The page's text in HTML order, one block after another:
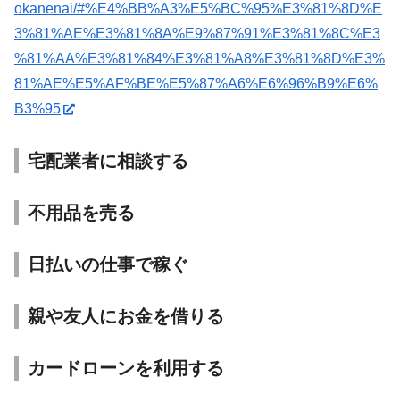
okanenai/#%E4%BB%A3%E5%BC%95%E3%81%8D%E
3%81%AE%E3%81%8A%E9%87%91%E3%81%8C%E3
%81%AA%E3%81%84%E3%81%A8%E3%81%8D%E3%
81%AE%E5%AF%BE%E5%87%A6%E6%96%B9%E6%
B3%95
宅配業者に相談する
不用品を売る
日払いの仕事で稼ぐ
親や友人にお金を借りる
カードローンを利用する